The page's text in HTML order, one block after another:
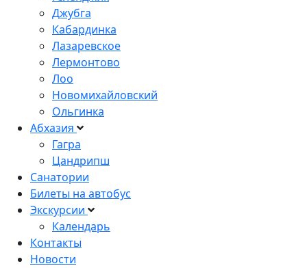
Джубга
Кабардинка
Лазаревское
Лермонтово
Лоо
Новомихайловский
Ольгинка
Абхазия
Гагра
Цандрипш
Санатории
Билеты на автобус
Экскурсии
Календарь
Контакты
Новости